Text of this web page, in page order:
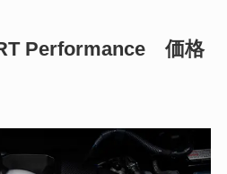
Performance 価格